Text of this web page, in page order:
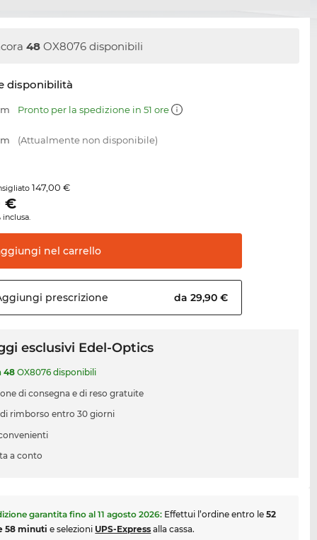
48 OX8076 disponibili
disponibilità
Pronto per la spedizione in 51 ore
(Attualmente non disponibile)
147,00 €
€
inclusa.
nel carrello
prescrizione da 29,90 €
esclusivi Edel-Optics
48 OX8076 disponibili
di consegna e di reso gratuite
rimborso entro 30 giorni
a conto
garantita fino al11 agosto 2026: Effettui l’ordine entro le52
58 minuti e selezioni UPS-Express alla cassa.